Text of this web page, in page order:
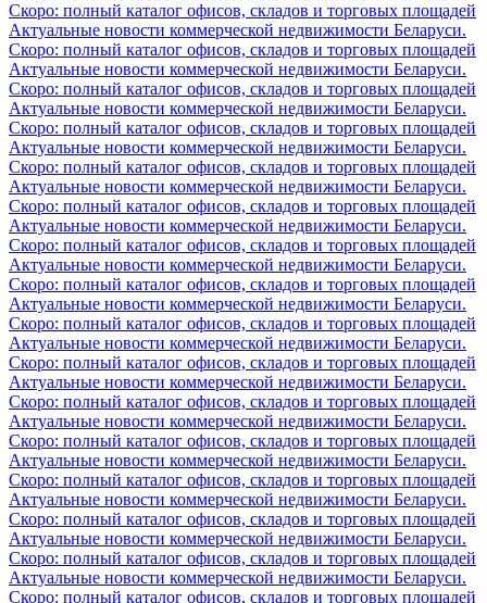
Скоро: полный каталог офисов, складов и торговых площадей
Актуальные новости коммерческой недвижимости Беларуси.
Скоро: полный каталог офисов, складов и торговых площадей
Актуальные новости коммерческой недвижимости Беларуси.
Скоро: полный каталог офисов, складов и торговых площадей
Актуальные новости коммерческой недвижимости Беларуси.
Скоро: полный каталог офисов, складов и торговых площадей
Актуальные новости коммерческой недвижимости Беларуси.
Скоро: полный каталог офисов, складов и торговых площадей
Актуальные новости коммерческой недвижимости Беларуси.
Скоро: полный каталог офисов, складов и торговых площадей
Актуальные новости коммерческой недвижимости Беларуси.
Скоро: полный каталог офисов, складов и торговых площадей
Актуальные новости коммерческой недвижимости Беларуси.
Скоро: полный каталог офисов, складов и торговых площадей
Актуальные новости коммерческой недвижимости Беларуси.
Скоро: полный каталог офисов, складов и торговых площадей
Актуальные новости коммерческой недвижимости Беларуси.
Скоро: полный каталог офисов, складов и торговых площадей
Актуальные новости коммерческой недвижимости Беларуси.
Скоро: полный каталог офисов, складов и торговых площадей
Актуальные новости коммерческой недвижимости Беларуси.
Скоро: полный каталог офисов, складов и торговых площадей
Актуальные новости коммерческой недвижимости Беларуси.
Скоро: полный каталог офисов, складов и торговых площадей
Актуальные новости коммерческой недвижимости Беларуси.
Скоро: полный каталог офисов, складов и торговых площадей
Актуальные новости коммерческой недвижимости Беларуси.
Скоро: полный каталог офисов, складов и торговых площадей
Актуальные новости коммерческой недвижимости Беларуси.
Скоро: полный каталог офисов, складов и торговых площадей